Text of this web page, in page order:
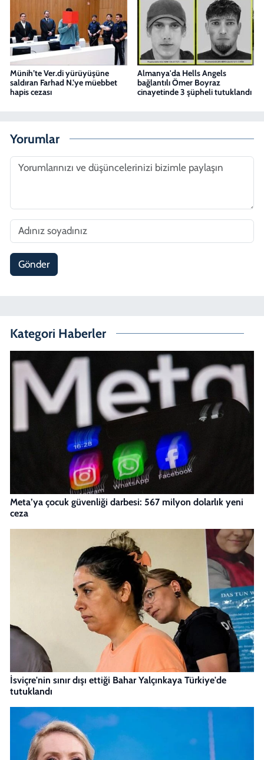
Münih’te Ver.di yürüyüşüne
saldıran Farhad N.’ye müebbet
hapis cezası
Almanya'da Hells Angels
bağlantılı Ömer Boyraz
cinayetinde 3 şüpheli tutuklandı
Yorumlar
Gönder
Kategori Haberler
Meta’ya çocuk güvenliği darbesi: 567 milyon dolarlık yeni
ceza
İsviçre'nin sınır dışı ettiği Bahar Yalçınkaya Türkiye'de
tutuklandı